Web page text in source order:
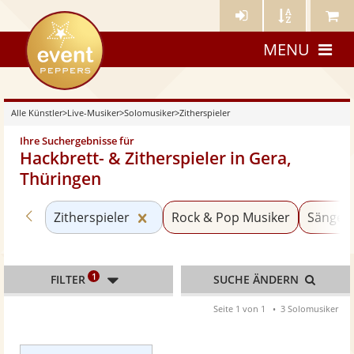
Künstler- Künstler Meine
eventpeppers
MENU
Alle Künstler>Live-Musiker>Solomusiker>Zitherspieler
Ihre Suchergebnisse für
Hackbrett- & Zitherspieler in Gera,
Thüringen
Zurück zu «Solomusiker»
Zitherspieler Kategorie «Zitherspieler»
Rock & Pop Musiker
FILTER 1 SUCHE ÄNDERN
Seite 1 von 1 3 Solomusiker